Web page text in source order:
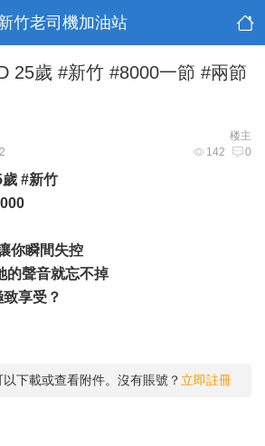
竹老司機加油站
25歲 #新竹 #8000一節 #兩節
楼主
142 0
#新竹
你瞬間失控
的聲音就忘不掉
享受？
以下載或查看附件。沒有賬號？ 立即註冊